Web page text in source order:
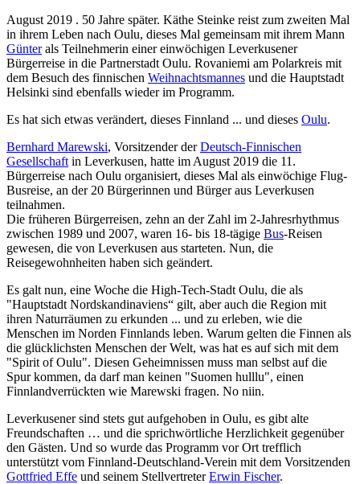
August 2019 . 50 Jahre später. Käthe Steinke reist zum zweiten Mal
in ihrem Leben nach Oulu, dieses Mal gemeinsam mit ihrem Mann
Günterals Teilnehmerin einer einwöchigen Leverkusener
Bürgerreise in die Partnerstadt Oulu. Rovaniemi am Polarkreis mit
dem Besuch des finnischen Weihnachtsmannes und die Hauptstadt
Helsinki sind ebenfalls wieder im Programm.
Es hat sich etwas verändert, dieses Finnland ... und dieses Oulu.
Bernhard Marewski, Vorsitzender derDeutsch-Finnischen
Gesellschaft in Leverkusen, hatte im August 2019 die 11.
Bürgerreise nach Oulu organisiert, dieses Mal als einwöchige Flug-
Busreise, an der 20 Bürgerinnen und Bürger aus Leverkusen
teilnahmen.
Die früheren Bürgerreisen, zehn an der Zahl im 2-Jahresrhythmus
zwischen 1989 und 2007, waren 16- bis 18-tägige Bus-Reisen
gewesen, die von Leverkusen aus starteten. Nun, die
Reisegewohnheiten haben sich geändert.
Es galt nun, eine Woche die High-Tech-Stadt Oulu, die als
"Hauptstadt Nordskandinaviens“ gilt, aber auch die Region mit
ihren Naturräumen zu erkunden ... und zu erleben, wie die
Menschen im Norden Finnlands leben. Warum gelten die Finnen als
die glücklichsten Menschen der Welt, was hat es auf sich mit dem
"Spirit of Oulu". Diesen Geheimnissen muss man selbst auf die
Spur kommen, da darf man keinen "Suomen hulllu", einen
Finnlandverrückten wie Marewski fragen. No niin.
Leverkusener sind stets gut aufgehoben in Oulu, es gibt alte
Freundschaften … und die sprichwörtliche Herzlichkeit gegenüber
den Gästen. Und so wurde das Programm vor Ort trefflich
unterstützt vom Finnland-Deutschland-Verein mit dem Vorsitzenden
Gottfried Effe und seinem StellvertreterErwin Fischer.